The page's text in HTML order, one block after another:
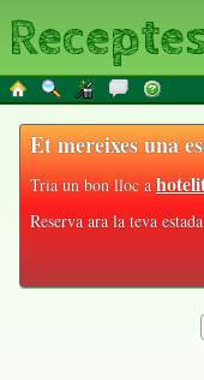
Et mereixes una
Tria un bon lloc a
Reserva ara la teva